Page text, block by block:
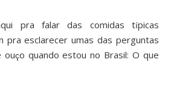
pra falar das comidas típicas
pra esclarecer umas das perguntas
ouço quando estou no Brasil: O que